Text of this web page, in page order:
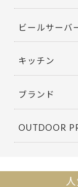
ビールサーバ
キッチン
ブランド
OUTDOOR